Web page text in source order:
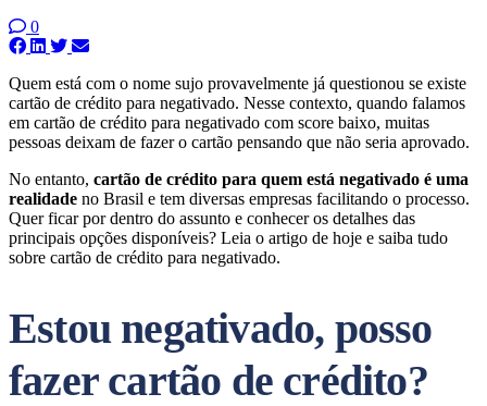
0
Quem está com o nome sujo provavelmente já questionou se existe
cartão de crédito para negativado. Nesse contexto, quando falamos
em cartão de crédito para negativado com score baixo, muitas
pessoas deixam de fazer o cartão pensando que não seria aprovado.
No entanto, cartão de crédito para quem está negativado é uma
realidade no Brasil e tem diversas empresas facilitando o processo.
Quer ficar por dentro do assunto e conhecer os detalhes das
principais opções disponíveis? Leia o artigo de hoje e saiba tudo
sobre cartão de crédito para negativado.
Estou negativado, posso
fazer cartão de crédito?